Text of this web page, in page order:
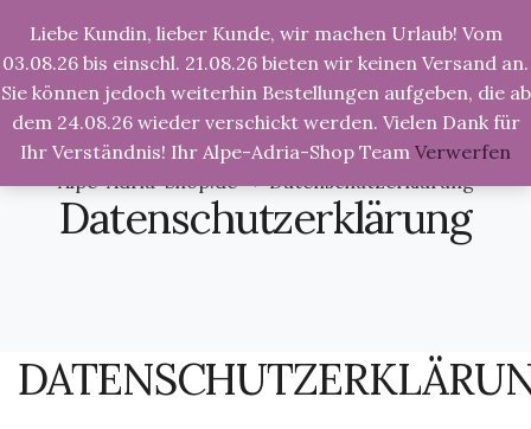
Liebe Kundin, lieber Kunde, wir machen Urlaub! Vom
03.08.26 bis einschl. 21.08.26 bieten wir keinen Versand an.
Sie können jedoch weiterhin Bestellungen aufgeben, die ab
dem 24.08.26 wieder verschickt werden. Vielen Dank für
Ihr Verständnis! Ihr Alpe-Adria-Shop Team Verwerfen
Alpe-Adria-Shop.de >Datenschutzerklärung
Datenschutzerklärung